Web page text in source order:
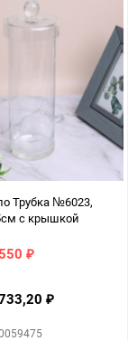
Трубка №6023,
D10,7x25,5см с крышкой
₽
₽